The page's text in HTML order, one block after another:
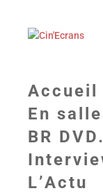
Accueil
En
BR
L’Actu